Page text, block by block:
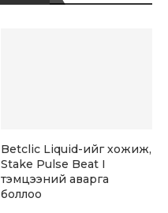
Betclic Liquid-ийг хожиж,
Stake Pulse Beat I
тэмцээний аварга
боллоо